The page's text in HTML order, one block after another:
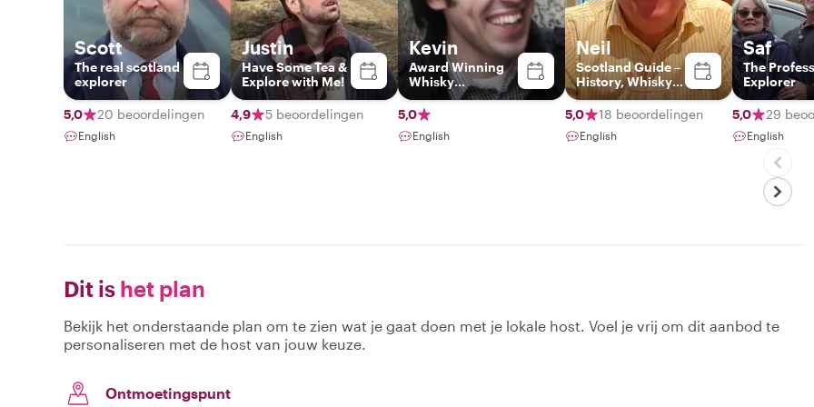
Scott
The real scotland
explorer
5,0 20 beoordelingen
English
Justin
Have Some Tea &
Explore with Me!
4,9 5 beoordelingen
English
Kevin
Award Winning
Whisky
Highlander
5,0
English
Neil
Scotland Guide –
History, Whisky &
Local Secrets
5,0
18 beoordelingen
English
Saf
The
Explorer
5,0 29
English
Dit is het plan
Bekijk het onderstaande plan om te zien wat je gaat doen met je lokale host. Voel je vrij om dit aanbod te
personaliseren met de host van jouw keuze.
Ontmoetingspunt